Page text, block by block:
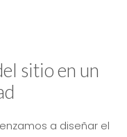
sitio en un
a diseñar el